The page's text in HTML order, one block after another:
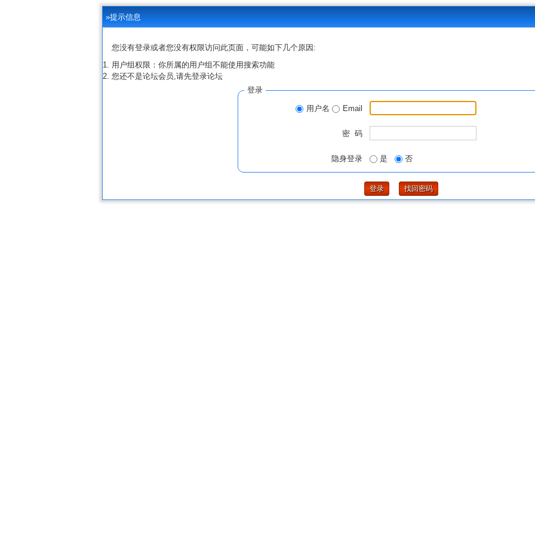
»提示信息
您没有登录或者您没有权限访问此页面，可能如下几个原因:
用户组权限：你所属的用户组不能使用搜索功能
您还不是论坛会员,请先登录论坛
登录
用户名 Email
密 码
隐身登录 是 否